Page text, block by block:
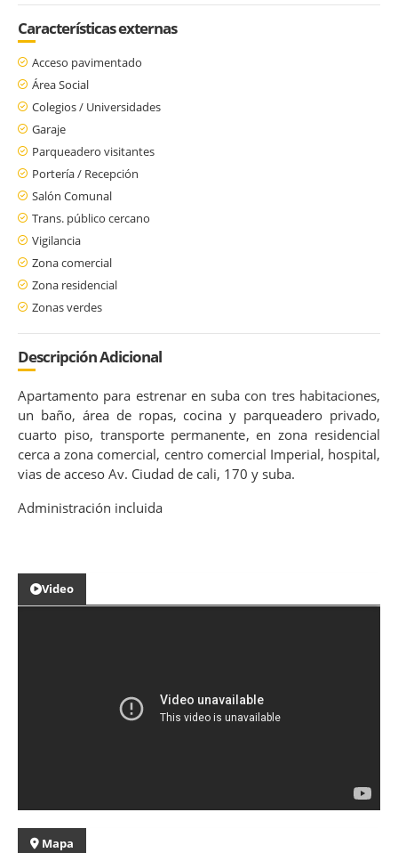
Características externas
Acceso pavimentado
Área Social
Colegios / Universidades
Garaje
Parqueadero visitantes
Portería / Recepción
Salón Comunal
Trans. público cercano
Vigilancia
Zona comercial
Zona residencial
Zonas verdes
Descripción Adicional
Apartamento para estrenar en suba con tres habitaciones,
un baño, área de ropas, cocina y parqueadero privado,
cuarto piso, transporte permanente, en zona residencial
cerca a zona comercial, centro comercial Imperial, hospital,
vias de acceso Av. Ciudad de cali, 170 y suba.
Administración incluida
Video
Mapa